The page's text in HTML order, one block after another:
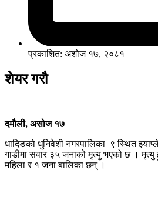
प्रकाशित: अशोज १७, २०८१
शेयर गरौ
दमौली, असोज १७
धादिङको धुनिवेशी नगरपालिका–९ स्थित झ्याप्ले
गाडीमा सवार ३५ जनाको मृत्यु भएको छ ।
महिला र १ जना बालिका छन् ।